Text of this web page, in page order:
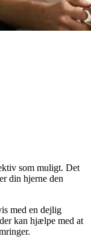
som muligt. Det
din hjerne den
med en dejlig
kan hjælpe med at